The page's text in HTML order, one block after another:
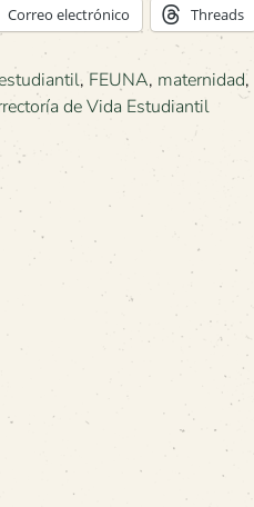
Correo electrónico Threads
, FEUNA, maternidad,
de Vida Estudiantil